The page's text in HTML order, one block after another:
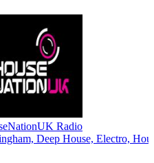
Radio
Deep House, Electro,